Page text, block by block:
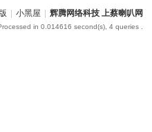
小黑屋 辉腾网络科技 上蔡喇叭网
in 0.014616 second(s), 4 queries .